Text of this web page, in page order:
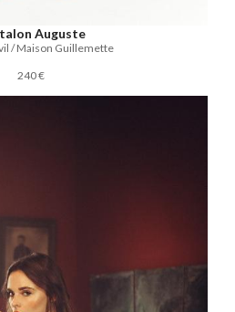
Auguste
/ Maison Guillemette
240 €